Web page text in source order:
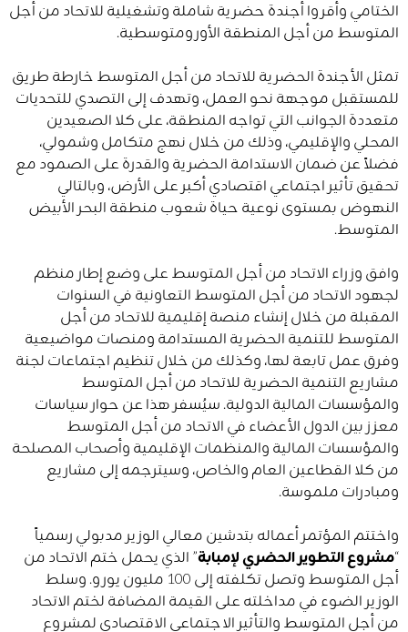
الختامي وأقروا أجندة حضرية شاملة وتشغيلية للاتحاد من أجل
المتوسط من أجل المنطقة الأورومتوسطية.
تمثل الأجندة الحضرية للاتحاد من أجل المتوسط خارطة طريق
للمستقبل موجهة نحو العمل، وتهدف إلى التصدي للتحديات
متعددة الجوانب التي تواجه المنطقة، على كلا الصعيدين
المحلي والإقليمي، وذلك من خلال نهج متكامل وشمولي،
فضلاً عن ضمان الاستدامة الحضرية والقدرة على الصمود مع
تحقيق تأثير اجتماعي اقتصادي أكبر على الأرض، وبالتالي
النهوض بمستوى نوعية حياة شعوب منطقة البحر الأبيض
المتوسط.
وافق وزراء الاتحاد من أجل المتوسط على وضع إطار منظم
لجهود الاتحاد من أجل المتوسط التعاونية في السنوات
المقبلة من خلال إنشاء منصة إقليمية للاتحاد من أجل
المتوسط للتنمية الحضرية المستدامة ومنصات مواضيعية
وفرق عمل تابعة لها، وكذلك من خلال تنظيم اجتماعات لجنة
مشاريع التنمية الحضرية للاتحاد من أجل المتوسط
والمؤسسات المالية الدولية. سيُسفر هذا عن حوار سياسات
معزز بين الدول الأعضاء في الاتحاد من أجل المتوسط
والمؤسسات المالية والمنظمات الإقليمية وأصحاب المصلحة
من كلا القطاعين العام والخاص، وسيترجمه إلى مشاريع
ومبادرات ملموسة.
واختتم المؤتمر أعماله بتدشين معالي الوزير مدبولي رسمياً
“مشروع التطوير الحضري لإمبابة” الذي يحمل ختم الاتحاد من
أجل المتوسط وتصل تكلفته إلى 100 مليون يورو. وسلط
الوزير الضوء في مداخلته على القيمة المضافة لختم الاتحاد
من أجل المتوسط والتأثير الاجتماعي الاقتصادي لمشروع